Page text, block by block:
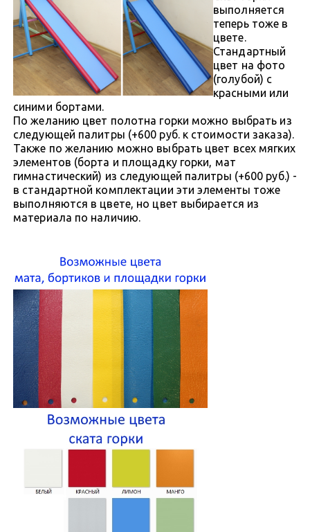
выполняется
теперь тоже в
цвете.
Стандартный
цвет на фото
(голубой) с
красными или
синими бортами.
По желанию цвет полотна горки можно выбрать из
следующей палитры (+600 руб. к стоимости заказа).
Также по желанию можно выбрать цвет всех мягких
элементов (борта и площадку горки, мат
гимнастический) из следующей палитры (+600 руб.) -
в стандартной комплектации эти элементы тоже
выполняются в цвете, но цвет выбирается из
материала по наличию.